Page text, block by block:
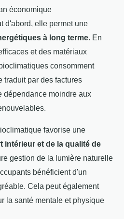
économique
d'abord, elle permet une
à long terme. En
et des matériaux
consomment
traduit par des factures
dépendance moindre aux
favorise une
intérieur et de la qualité de
gestion de la lumière naturelle
bénéficient d'un
Cela peut également
la santé mentale et physique